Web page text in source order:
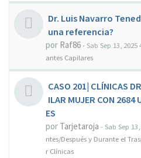
Dr. Luis Navarro
una referencia?
por Raf86- Sab Sep 13, 2025
antes Capilares
CASO 201| CLÍNICAS
ILAR MUJER CON 2684
ES
por Tarjetaroja - Sab Sep
ntes/Después y Durante el
r Clínicas